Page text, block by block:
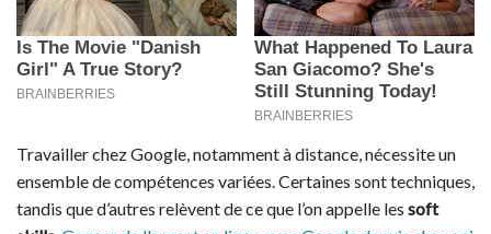
Travailler chez Google, notamment à distance, nécessite un
ensemble de compétences variées. Certaines sont techniques,
tandis que d’autres relèvent de ce que l’on appelle les soft